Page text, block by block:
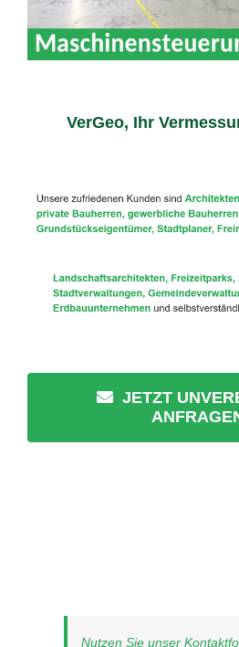
VerGeo, Ihr
JETZT
Nutzen Sie unser